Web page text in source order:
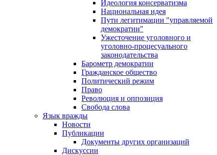
Идеология консерватизма
Национальная идея
Пути легитимации "управляемой
демократии"
Ужесточение уголовного и
уголовно-процесуального
законодательства
Барометр демократии
Гражданское общество
Политический режим
Право
Революция и оппозиция
Свобода слова
Язык вражды
Новости
Публикации
Документы других организаций
Дискуссии